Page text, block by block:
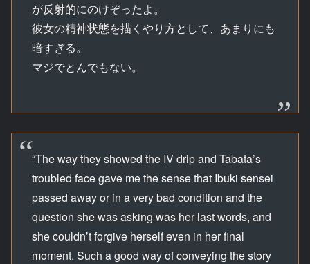
が反射的にのけぞったよ。
彼女の精神状態を描くやり方として、あまりにも
暗すぎる。
マジでとんでもない。
“The way they showed the IV drip and Tabata’s
troubled face gave me the sense that Ibuki sensei
passed away or in a very bad condition and the
question she was asking was her last words, and
she couldn’t forgive herself even in her final
moment. Such a good way of conveying the story